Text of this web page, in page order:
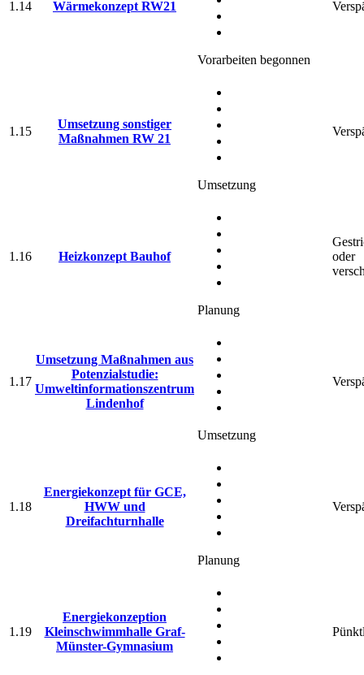
1.14 Wärmekonzept RW21
Vorarbeiten begonnen
1.15
Umsetzung sonstiger
Maßnahmen RW 21
Umsetzung
1.16 Heizkonzept Bauhof
Planung
oder
1.17
Umsetzung Maßnahmen aus
Potenzialstudie:
Umweltinformationszentrum
Lindenhof
Umsetzung
1.18
Energiekonzept für GCE,
HWW und
Dreifachturnhalle
Planung
1.19
Energiekonzeption
Kleinschwimmhalle Graf-
Münster-Gymnasium